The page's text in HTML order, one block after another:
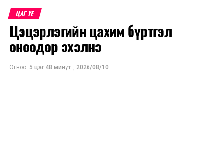
ЦАГ ҮЕ
Цэцэрлэгийн цахим бүртгэл
өнөөдөр эхэлнэ
Огноо: 5 цаг 48 минут , 2026/08/10